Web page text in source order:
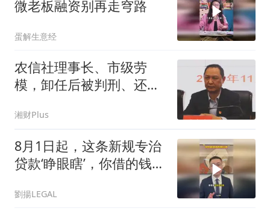
微老板融资别再走穹路
蛋解生意经
农信社理事长、市级劳
模，卸任后被判刑、还收
湘财Plus
8月1日起，这条新规专治
贷款‘睁眼瞎’，你借的钱都
劉揚LEGAL